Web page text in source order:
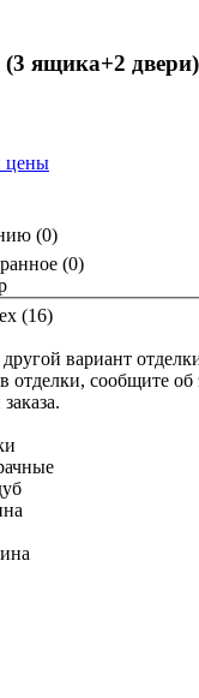
ящика+2
цены
(0)
(0)
(16)
вариант
отделки, сообщите